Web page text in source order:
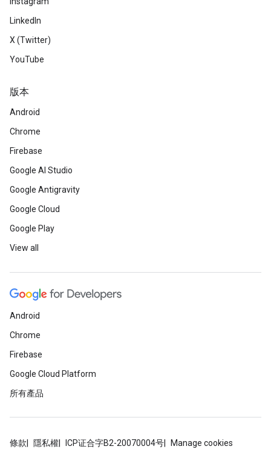
LinkedIn
X (Twitter)
YouTube
版本
Android
Chrome
Firebase
Google AI Studio
Google Antigravity
Google Cloud
Google Play
View all
Android
Chrome
Firebase
Google Cloud Platform
所有產品
條款 隱私權 ICP证合字B2-20070004号 Manage cookies